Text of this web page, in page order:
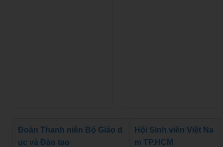
Đoàn Thanh niên Bộ Giáo d
ục và Đào tạo
Hội Sinh viên Việt Na
m TP.HCM